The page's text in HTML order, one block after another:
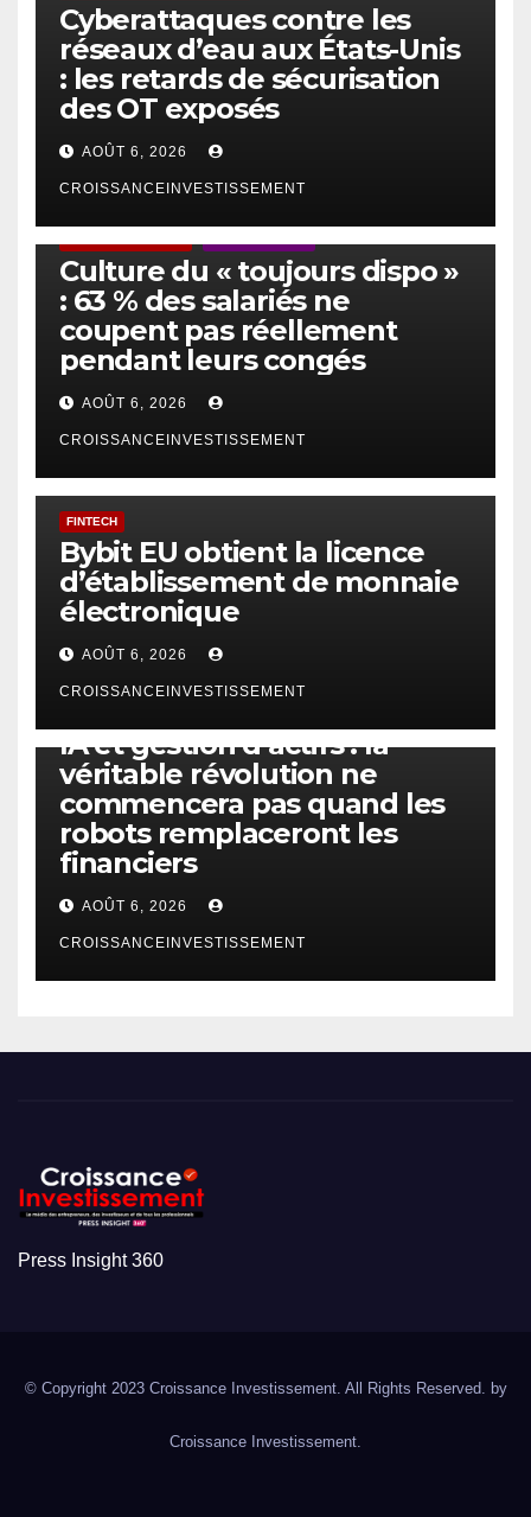
Cyberattaques contre les
réseaux d’eau aux États-Unis
: les retards de sécurisation
des OT exposés
AOÛT 6, 2026
CROISSANCEINVESTISSEMENT
Culture du « toujours dispo »
: 63 % des salariés ne
coupent pas réellement
pendant leurs congés
AOÛT 6, 2026
CROISSANCEINVESTISSEMENT
FINTECH
Bybit EU obtient la licence
d’établissement de monnaie
électronique
AOÛT 6, 2026
CROISSANCEINVESTISSEMENT
IA et gestion d’actifs : la
véritable révolution ne
commencera pas quand les
robots remplaceront les
financiers
AOÛT 6, 2026
CROISSANCEINVESTISSEMENT
Press Insight 360
© Copyright 2023 Croissance Investissement. All Rights Reserved. by
Croissance Investissement.